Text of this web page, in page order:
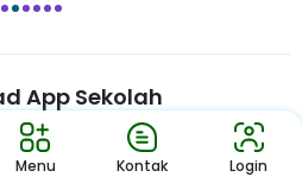
6
App Sekolah
Ketika Membaca Buku,
Hanya Dalam Genggaman
Menu Kontak Login